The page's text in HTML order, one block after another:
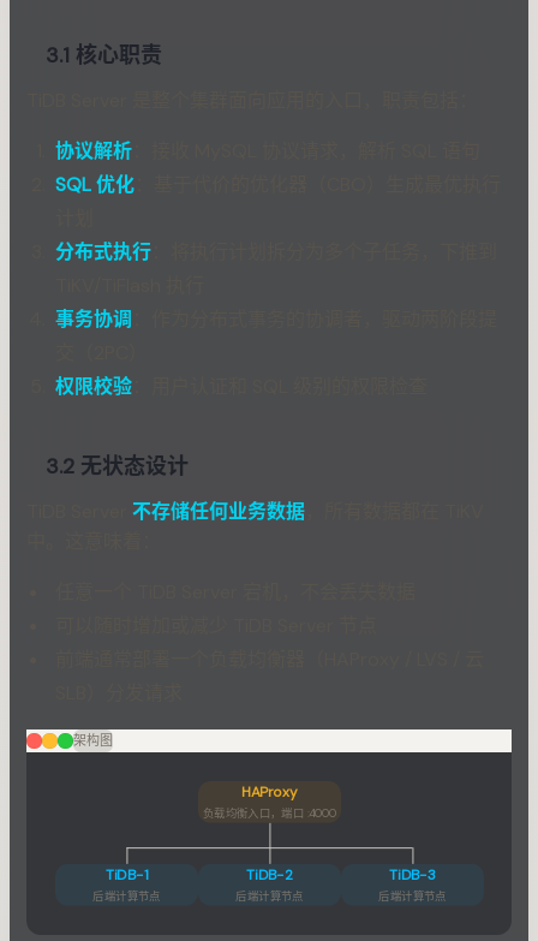
3.1 核心职责
协议解析：接收 MySQL 协议请求，解析 SQL 语句
SQL 优化：基于代价的优化器（CBO）生成最优执行
分布式执行：将执行计划拆分为多个子任务，下推到
事务协调
权限校验：用户认证和 SQL 级别的权限检查
3.2 无状态设计
不存储任何业务数据，所有数据都在 TiKV
架构图
HAProxy
负载均衡入口，端口 :4000
TiDB-1
后端计算节点
TiDB-2
后端计算节点
TiDB-3
后端计算节点